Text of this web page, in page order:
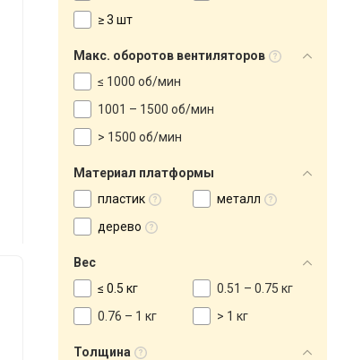
≥ 3 шт
Макс. оборотов вентиляторов
≤ 1000 об/мин
1001 – 1500 об/мин
> 1500 об/мин
Материал платформы
пластик
металл
дерево
Вес
≤ 0.5 кг
0.51 – 0.75 кг
0.76 – 1 кг
> 1 кг
Толщина